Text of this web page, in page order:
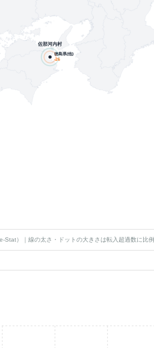
徳島県(他)
-26
佐那河内村
Stat）｜線の太さ・ドットの大きさは転入超過数に比例